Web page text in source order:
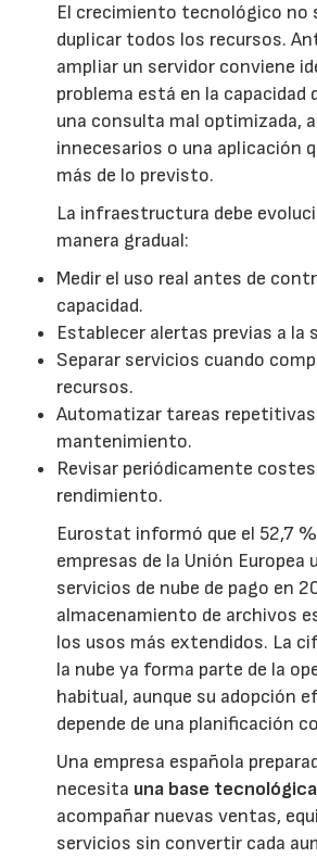
El crecimiento tecnológico no
duplicar todos los recursos.
ampliar un servidor conviene
problema está en la capacidad
una consulta mal optimizada,
innecesarios o una aplicación
más de lo previsto.
La infraestructura debe
manera gradual:
Medir el uso real antes de
capacidad.
Establecer alertas previas a la
Separar servicios cuando
recursos.
Automatizar tareas repetitivas
mantenimiento.
Revisar periódicamente
rendimiento.
Eurostat informó que el 52,7
empresas de la Unión Europea
servicios de nube de pago en
almacenamiento de archivos
los usos más extendidos. La
la nube ya forma parte de la
habitual, aunque su adopción
depende de una planificación
Una empresa española
necesita una base tecnológica
acompañar nuevas ventas,
servicios sin convertir cada